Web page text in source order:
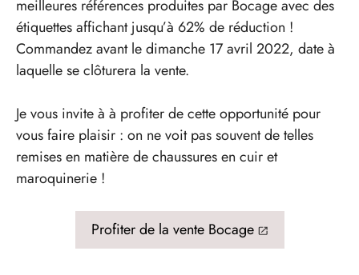
meilleures références produites par Bocage avec des
étiquettes affichant jusqu’à 62% de réduction !
Commandez avant le dimanche 17 avril 2022, date à
laquelle se clôturera la vente.
Je vous invite à à profiter de cette opportunité pour
vous faire plaisir : on ne voit pas souvent de telles
remises en matière de chaussures en cuir et
maroquinerie !
Profiter de la vente Bocage